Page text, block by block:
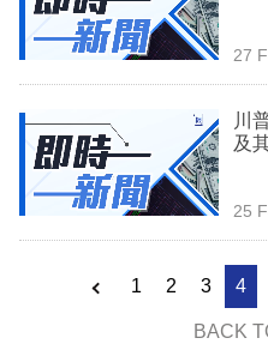
27
川
及
25
1 2 3 4
BACK